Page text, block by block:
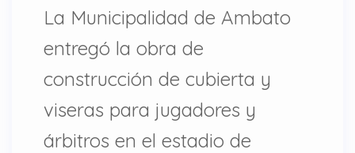
La Municipalidad de Ambato
entregó la obra de
construcción de cubierta y
viseras para jugadores y
árbitros en el estadio de